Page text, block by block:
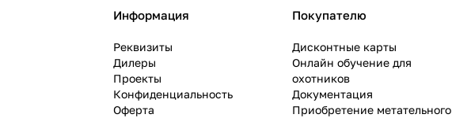
Информация
Реквизиты
Дилеры
Проекты
Конфиденциальность
Оферта
Покупателю
Дисконтные карты
Онлайн обучение для
охотников
Документация
Приобретение метательного